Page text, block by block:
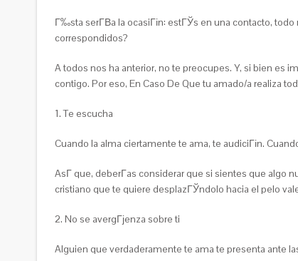
Г‰sta serГ­В­a la ocasiГіn: estГЎs en una contacto,
correspondidos?
A todos nos ha anterior, no te preocupes. Y, si bien es
contigo. Por eso, En Caso De Que tu amado/a realiza
1. Te escucha
Cuando la alma ciertamente te ama, te audiciГіn.
AsГ­ que, deberГ­as considerar que si sientes que algo
cristiano que te quiere desplazГЎndolo hacia el pelo
2. No se avergГјenza sobre ti
Alguien que verdaderamente te ama te presenta ante